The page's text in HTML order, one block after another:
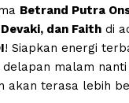
Betrand Putra
dan Faith di
! Siapkan energi
malam nanti
akan terasa lebih